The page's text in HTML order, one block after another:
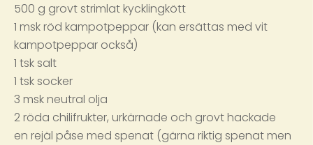
500 g grovt strimlat kycklingkött
1 msk röd kampotpeppar (kan ersättas med vit
kampotpeppar också)
1 tsk salt
1 tsk socker
3 msk neutral olja
2 röda chilifrukter, urkärnade och grovt hackade
en rejäl påse med spenat (gärna riktig spenat men